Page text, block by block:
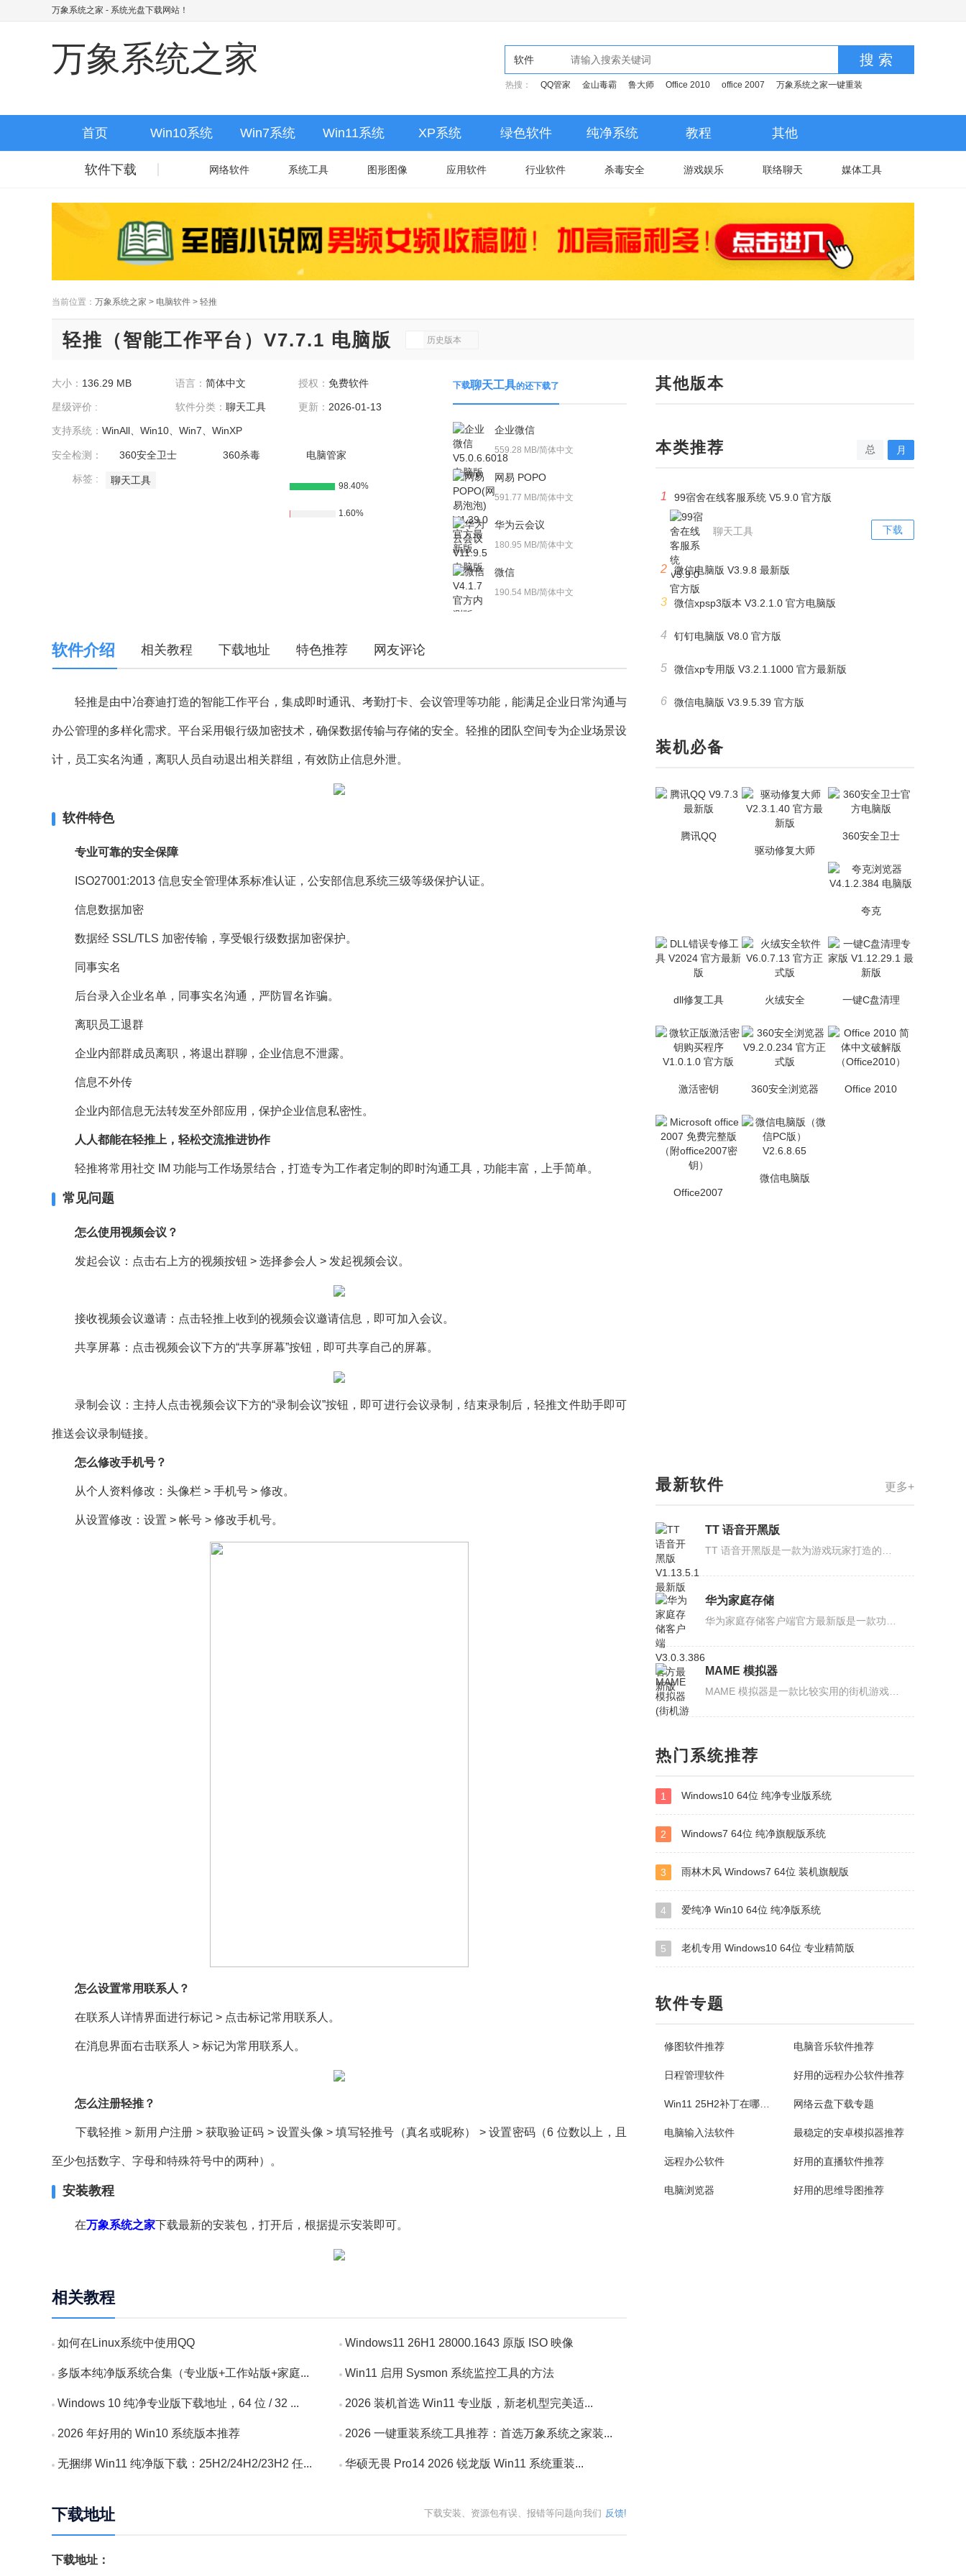
万象系统之家 - 系统光盘下载网站！
万象系统之家 软件 搜 索
热搜： QQ管家 金山毒霸 鲁大师 Office 2010 office 2007 万象系统之家一键重装
首页 Win10系统 Win7系统 Win11系统 XP系统 绿色软件 纯净系统 教程 其他
软件下载 网络软件 系统工具 图形图像 应用软件 行业软件 杀毒安全 游戏娱乐 联络聊天 媒体工具
当前位置： 万象系统之家 > 电脑软件 > 轻推
轻推（智能工作平台）V7.7.1 电脑版 历史版本
大小： 136.29 MB 语言： 简体中文 授权：免费软件
星级评价 : 软件分类： 聊天工具 更新： 2026-01-13
支持系统： WinAll、Win10、Win7、WinXP
安全检测： 360安全卫士 360杀毒 电脑管家
标签 : 聊天工具 98.40%
1.60%
下载聊天工具的还下载了
企业微信
559.28 MB/简体中文
网易 POPO
591.77 MB/简体中文
华为云会议
180.95 MB/简体中文
微信
190.54 MB/简体中文
软件介绍 相关教程 下载地址 特色推荐 网友评论
轻推是由中冶赛迪打造的智能工作平台，集成即时通讯、考勤打卡、会议管理等功能，能满足企业日常沟通与
办公管理的多样化需求。平台采用银行级加密技术，确保数据传输与存储的安全。轻推的团队空间专为企业场景设
计，员工实名沟通，离职人员自动退出相关群组，有效防止信息外泄。
软件特色
专业可靠的安全保障
ISO27001:2013 信息安全管理体系标准认证，公安部信息系统三级等级保护认证。
信息数据加密
数据经 SSL/TLS 加密传输，享受银行级数据加密保护。
同事实名
后台录入企业名单，同事实名沟通，严防冒名诈骗。
离职员工退群
企业内部群成员离职，将退出群聊，企业信息不泄露。
信息不外传
企业内部信息无法转发至外部应用，保护企业信息私密性。
人人都能在轻推上，轻松交流推进协作
轻推将常用社交 IM 功能与工作场景结合，打造专为工作者定制的即时沟通工具，功能丰富，上手简单。
常见问题
怎么使用视频会议？
发起会议：点击右上方的视频按钮 > 选择参会人 > 发起视频会议。
接收视频会议邀请：点击轻推上收到的视频会议邀请信息，即可加入会议。
共享屏幕：点击视频会议下方的“共享屏幕”按钮，即可共享自己的屏幕。
录制会议：主持人点击视频会议下方的“录制会议”按钮，即可进行会议录制，结束录制后，轻推文件助手即可
推送会议录制链接。
怎么修改手机号？
从个人资料修改：头像栏 > 手机号 > 修改。
从设置修改：设置 > 帐号 > 修改手机号。
怎么设置常用联系人？
在联系人详情界面进行标记 > 点击标记常用联系人。
在消息界面右击联系人 > 标记为常用联系人。
怎么注册轻推？
下载轻推 > 新用户注册 > 获取验证码 > 设置头像 > 填写轻推号（真名或昵称） > 设置密码（6 位数以上，且
至少包括数字、字母和特殊符号中的两种）。
安装教程
在万象系统之家下载最新的安装包，打开后，根据提示安装即可。
相关教程
如何在Linux系统中使用QQ Windows11 26H1 28000.1643 原版 ISO 映像
多版本纯净版系统合集（专业版+工作站版+家庭... Win11 启用 Sysmon 系统监控工具的方法
Windows 10 纯净专业版下载地址，64 位 / 32 ... 2026 装机首选 Win11 专业版，新老机型完美适...
2026 年好用的 Win10 系统版本推荐 2026 一键重装系统工具推荐：首选万象系统之家装...
无捆绑 Win11 纯净版下载：25H2/24H2/23H2 任... 华硕无畏 Pro14 2026 锐龙版 Win11 系统重装...
下载地址 下载安装、资源包有误、报错等问题向我们 反馈!
下载地址：
其他版本
本类推荐 总 月
1 99宿舍在线客服系统 V5.9.0 官方版
聊天工具 下载
2 微信电脑版 V3.9.8 最新版
3 微信xpsp3版本 V3.2.1.0 官方电脑版
4 钉钉电脑版 V8.0 官方版
5 微信xp专用版 V3.2.1.1000 官方最新版
6 微信电脑版 V3.9.5.39 官方版
装机必备
腾讯QQ
驱动修复大师
360安全卫士
夸克
dll修复工具 火绒安全 一键C盘清理
激活密钥 360安全浏览器 Office 2010
Office2007
微信电脑版
更多+
最新软件
TT 语音开黑版
华为家庭存储
MAME 模拟器
PPSSPP模拟器
热门系统推荐
1 Windows10 64位 纯净专业版系统
2 Windows7 64位 纯净旗舰版系统
3 雨林木风 Windows7 64位 装机旗舰版
4 爱纯净 Win10 64位 纯净版系统
5 老机专用 Windows10 64位 专业精简版
软件专题
修图软件推荐 电脑音乐软件推荐
日程管理软件 好用的远程办公软件推荐
Win11 25H2补丁在哪里下载 网络云盘下载专题
电脑输入法软件 最稳定的安卓模拟器推荐
远程办公软件 好用的直播软件推荐
电脑浏览器 好用的思维导图推荐